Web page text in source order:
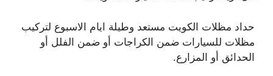
حداد مظلات الكويت مستعد وطيلة ايام الاسبوع لتركيب
مظلات للسيارات ضمن الكراجات أو ضمن الفلل أو
الحدائق أو المزارع.